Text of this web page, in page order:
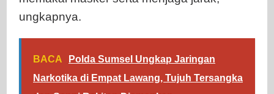
ungkapnya.
BACA
Polda Sumsel Ungkap Jaringan
Narkotika di Empat Lawang, Tujuh Tersangka